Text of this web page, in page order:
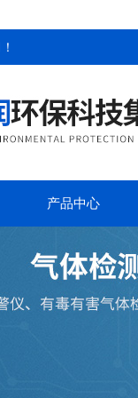
！
产品中心